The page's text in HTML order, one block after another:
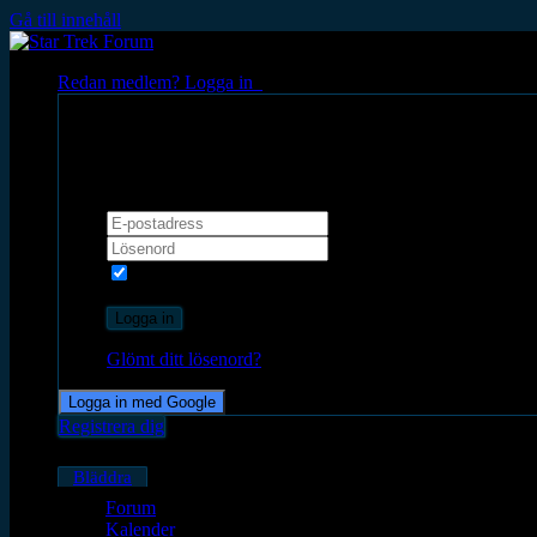
Gå till innehåll
Redan medlem? Logga in
Logga in
Glömt ditt lösenord?
Logga in med Google
Registrera dig
Bläddra
Forum
Kalender